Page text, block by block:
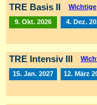
TRE Basis II Wichtige
9. Okt. 2026 4. Dez.
TRE Intensiv III
15. Jan. 2027 12. März